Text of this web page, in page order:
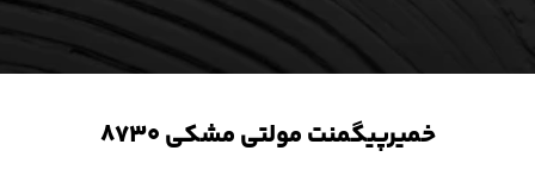
خمیرپیگمنت مولتی مشکی ۸۷۳۰